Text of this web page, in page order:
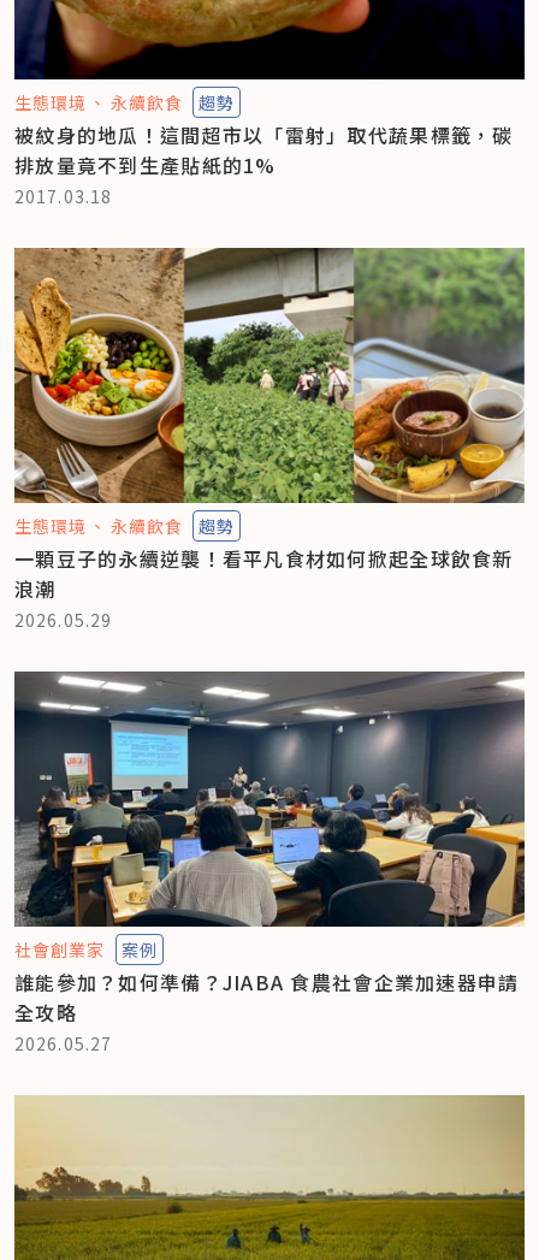
生態環境 永續飲食 趨勢
被紋身的地瓜！這間超市以「雷射」取代蔬果標籤，碳
排放量竟不到生產貼紙的1%
2017.03.18
生態環境 永續飲食 趨勢
一顆豆子的永續逆襲！看平凡食材如何掀起全球飲食新
浪潮
2026.05.29
社會創業家 案例
誰能參加？如何準備？JIABA 食農社會企業加速器申請
全攻略
2026.05.27